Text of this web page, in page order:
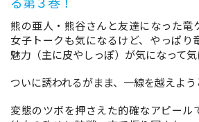
コミックパルフェ
コミックエッセイ
る第３巻！
熊の亜人・熊谷さんと友達になった竜
女子トークも気になるけど、やっぱり
魅力（主に皮やしっぽ）が気になって気
ついに誘われるがまま、一線を越えよう
変態のツボを押さえた的確なアピール